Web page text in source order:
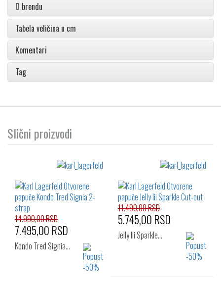
O brendu
Tabela veličina u cm
Komentari
Tag
Slični proizvodi
14.990,00 RSD
7.495,00 RSD
Kondo Tred Signia…
11.490,00 RSD
5.745,00 RSD
Jelly Iii Sparkle…